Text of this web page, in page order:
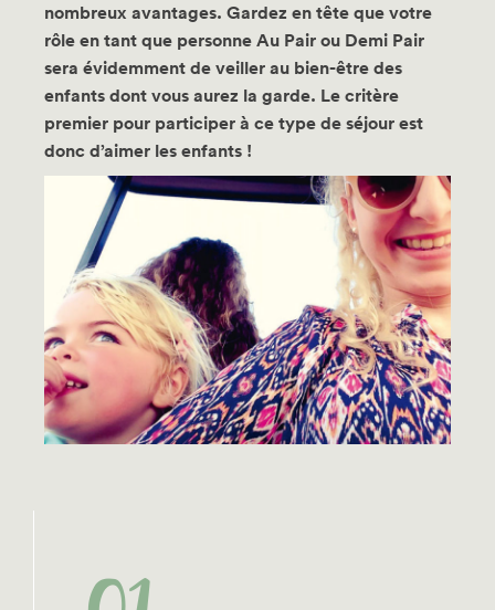
nombreux avantages. Gardez en tête que votre
rôle en tant que personne Au Pair ou Demi Pair
sera évidemment de veiller au bien-être des
enfants dont vous aurez la garde. Le critère
premier pour participer à ce type de séjour est
donc d’aimer les enfants !